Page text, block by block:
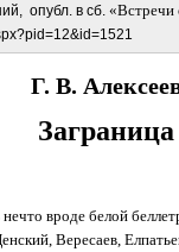
опубл. в сб.
Г. В.
Заграница
вроде белой
Ве­ресаев,